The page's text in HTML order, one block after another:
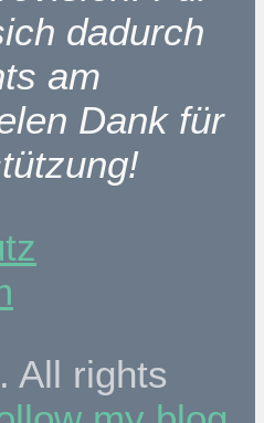
dadurch
am
Dank für
All rights